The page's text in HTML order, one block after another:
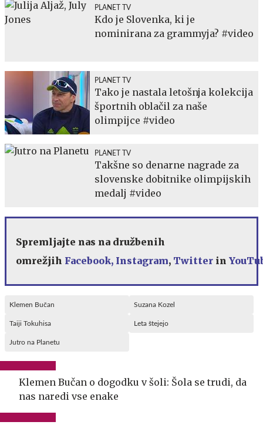
PLANET TV
Kdo je Slovenka, ki je
nominirana za grammyja? #video
PLANET TV
Tako je nastala letošnja kolekcija
športnih oblačil za naše
olimpijce #video
PLANET TV
Takšne so denarne nagrade za
slovenske dobitnike olimpijskih
medalj #video
Spremljajte nas na družbenih
omrežjih Facebook, Instagram, Twitter in
Klemen Bučan Suzana Kozel
Taiji Tokuhisa Leta štejejo
Jutro na Planetu
Klemen Bučan o dogodku v šoli: Šola se trudi, da
nas naredi vse enake